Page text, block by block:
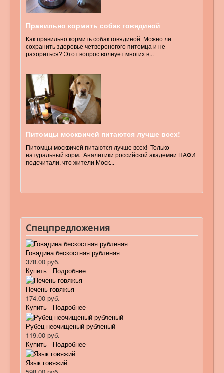
Правильно кормить собак говядиной
Как правильно кормить собак говядиной Можно ли
сохранить здоровье четвероногого питомца и не
разориться? Этот вопрос волнует многих в...
Питомцы москвичей питаются лучше всех!
Питомцы москвичей питаются лучше всех! Только
натуральный корм. Аналитики российской академии НАФИ
подсчитали, что жители Моск...
Спецпредложения
Говядина бескостная рубленая
378.00 руб.
Купить
Подробнее
Печень говяжья
174.00 руб.
Купить
Подробнее
Рубец неочищеный рубленый
119.00 руб.
Купить
Подробнее
Язык говяжий